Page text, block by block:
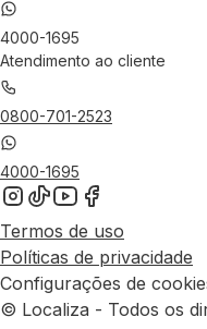
4000-1695
Atendimento ao cliente
0800-701-2523
4000-1695
Termos de uso
Políticas de privacidade
Configurações de
© Localiza - Todos os